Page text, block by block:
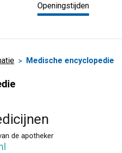
Openingstijden
Medische encyclopedie
de apotheker